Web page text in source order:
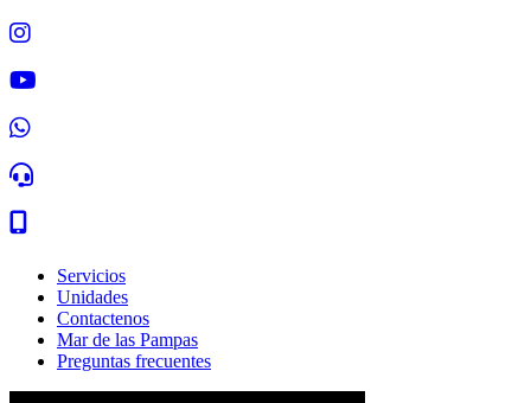
Servicios
Unidades
Contactenos
Mar de las Pampas
Preguntas frecuentes